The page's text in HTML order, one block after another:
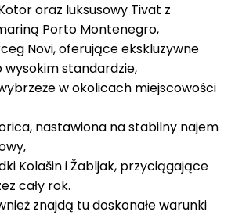
oraz luksusowy Tivat z
Porto Montenegro,
Novi, oferujące ekskluzywne
wysokim standardzie,
w okolicach miejscowości
nastawiona na stabilny najem
Kolašin i Žabljak, przyciągające
cały rok.
znajdą tu doskonałe warunki